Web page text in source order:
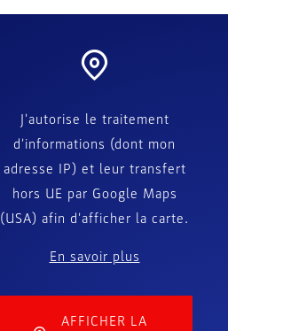
J'autorise le traitement
d'informations (dont mon
adresse IP) et leur transfert
hors UE par Google Maps
(USA) afin d'afficher la carte.
En savoir plus
AFFICHER LA